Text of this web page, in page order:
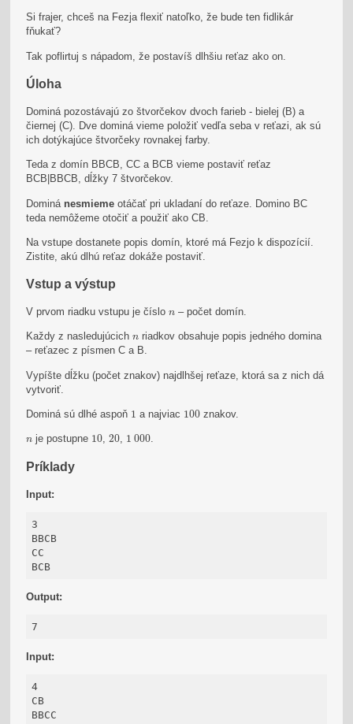
Si frajer, chceš na Fezja flexiť natoľko, že bude ten fidlikár
fňukať?
Tak poflirtuj s nápadom, že postavíš dlhšiu reťaz ako on.
Úloha
Dominá pozostávajú zo štvorčekov dvoch farieb - bielej (B) a
čiernej (C). Dve dominá vieme položiť vedľa seba v reťazi, ak sú
ich dotýkajúce štvorčeky rovnakej farby.
Teda z domín BBCB, CC a BCB vieme postaviť reťaz
BCB|BBCB, dĺžky 7 štvorčekov.
Dominá nesmieme otáčať pri ukladaní do reťaze. Domino BC
teda nemôžeme otočiť a použiť ako CB.
Na vstupe dostanete popis domín, ktoré má Fezjo k dispozícií.
Zistite, akú dlhú reťaz dokáže postaviť.
Vstup a výstup
V prvom riadku vstupu je číslon
n – počet domín.
Každy z nasledujúcichn
n riadkov obsahuje popis jedného domina
– reťazec z písmen C a B.
Vypíšte dĺžku (počet znakov) najdlhšej reťaze, ktorá sa z nich dá
vytvoriť.
Dominá sú dlhé aspoň 1
1 a najviac 100
100 znakov.
n
n je postupne 10
10,20
20, 1 000
1 000.
Príklady
Input:
3
BBCB
CC
BCB
Output:
7
Input:
4
CB
BBCC